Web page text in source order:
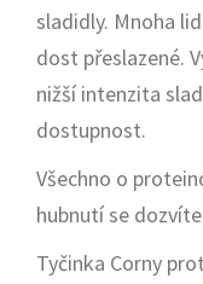
sladidly. Mnoha
dost přeslazené.
nižší intenzita
dostupnost.
Všechno o
hubnutí se
Tyčinka Corny